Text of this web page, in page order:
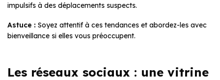
impulsifs à des déplacements suspects.
Astuce : Soyez attentif à ces tendances et abordez-les avec
bienveillance si elles vous préoccupent.
Les réseaux sociaux : une vitrine